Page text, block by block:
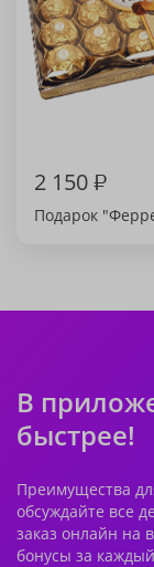
2 150₽
Подарок
В
быстрее!
Преимущества
обсуждайте все
заказ онлайн на
бонусы за